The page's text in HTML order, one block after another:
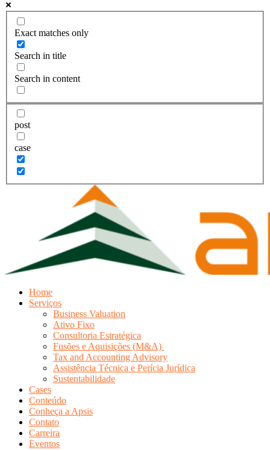
Exact matches only
Search in title
Search in content
post
case
Home
Serviços
Business Valuation
Ativo Fixo
Consultoria Estratégica
Fusões e Aquisições (M&A)
Tax and Accounting Advisory
Assistência Técnica e Perícia Jurídica
Sustentabilidade
Cases
Conteúdo
Conheça a Apsis
Contato
Carreira
Eventos